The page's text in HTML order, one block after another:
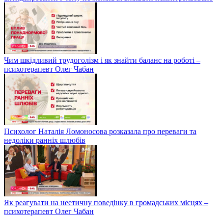
Чим шкідливий трудоголізм і як знайти баланс на роботі –
психотерапевт Олег Чабан
Психолог Наталія Ломоносова розказала про переваги та
недоліки ранніх шлюбів
Як реагувати на неетичну поведінку в громадських місцях –
психотерапевт Олег Чабан